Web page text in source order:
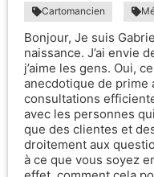
Cartomancien
Bonjour, Je suis
naissance. J’ai envie
j’aime les gens. Oui,
anecdotique de prime
consultations
avec les personnes
que des clientes et
droitement aux
à ce que vous soyez